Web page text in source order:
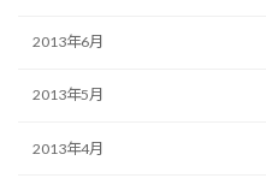
2013年6月
2013年5月
2013年4月